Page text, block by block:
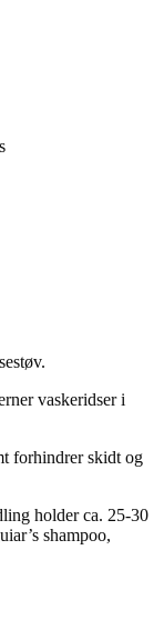
vaskeridser i
forhindrer skidt og
holder ca. 25-30
shampoo,